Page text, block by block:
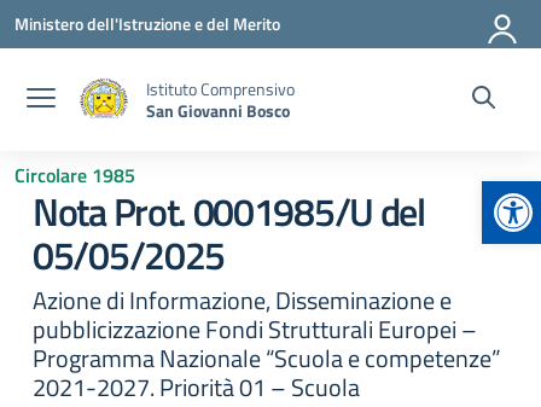
Vai ai contenuti
Vai al menu di navigazione
Vai al footer
Ministero dell'Istruzione e del Merito
Istituto Comprensivo
San Giovanni Bosco
Circolare 1985
Nota Prot. 0001985/U del
05/05/2025
Azione di Informazione, Disseminazione e
pubblicizzazione Fondi Strutturali Europei –
Programma Nazionale “Scuola e competenze”
2021-2027. Priorità 01 – Scuola